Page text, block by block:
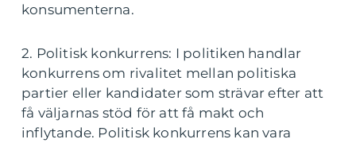
konsumenterna.
2. Politisk konkurrens: I politiken handlar
konkurrens om rivalitet mellan politiska
partier eller kandidater som strävar efter att
få väljarnas stöd för att få makt och
inflytande. Politisk konkurrens kan vara